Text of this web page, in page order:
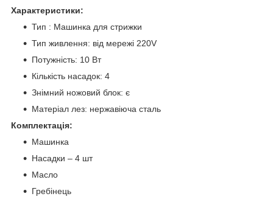
Характеристики:
Тип : Машинка для стрижки
Тип живлення: від мережі 220V
Потужність: 10 Вт
Кількість насадок: 4
Знімний ножовий блок: є
Матеріал лез: нержавіюча сталь
Комплектація:
Машинка
Насадки – 4 шт
Масло
Гребінець